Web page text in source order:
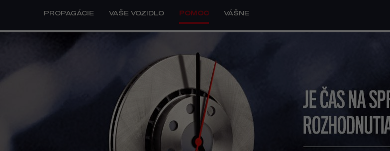
PROPAGÁCIE VAŠE VOZIDLO POMOC VÁŠNE